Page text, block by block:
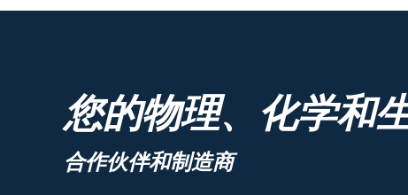
您的物理、化学和
合作伙伴和制造商